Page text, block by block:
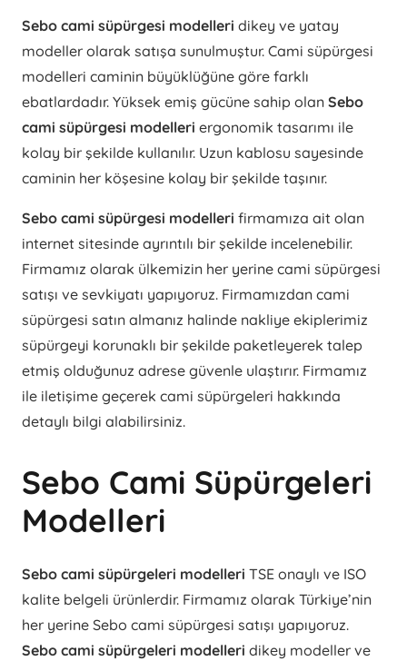
Sebo cami süpürgesi modelleri dikey ve yatay
modeller olarak satışa sunulmuştur. Cami süpürgesi
modelleri caminin büyüklüğüne göre farklı
ebatlardadır. Yüksek emiş gücüne sahip olan Sebo
cami süpürgesi modelleri ergonomik tasarımı ile
kolay bir şekilde kullanılır. Uzun kablosu sayesinde
caminin her köşesine kolay bir şekilde taşınır.
Sebo cami süpürgesi modelleri firmamıza ait olan
internet sitesinde ayrıntılı bir şekilde incelenebilir.
Firmamız olarak ülkemizin her yerine cami süpürgesi
satışı ve sevkiyatı yapıyoruz. Firmamızdan cami
süpürgesi satın almanız halinde nakliye ekiplerimiz
süpürgeyi korunaklı bir şekilde paketleyerek talep
etmiş olduğunuz adrese güvenle ulaştırır. Firmamız
ile iletişime geçerek cami süpürgeleri hakkında
detaylı bilgi alabilirsiniz.
Sebo Cami Süpürgeleri
Modelleri
Sebo cami süpürgeleri modelleri TSE onaylı ve ISO
kalite belgeli ürünlerdir. Firmamız olarak Türkiye’nin
her yerine Sebo cami süpürgesi satışı yapıyoruz.
Sebo cami süpürgeleri modelleri dikey modeller ve